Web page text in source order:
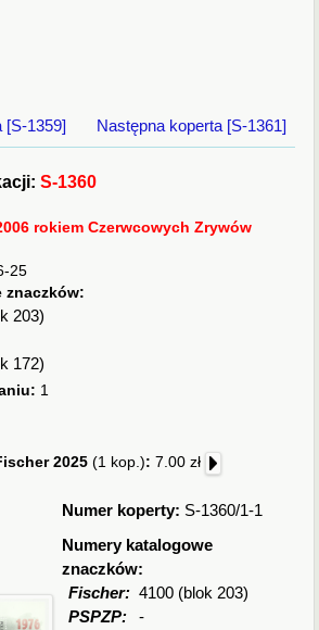
[S-1359] Następna koperta [S-1361]
S-1360
rokiem Czerwcowych Zrywów
25
znaczków:
203)
172)
1
2025(1 kop.): 7.00 zł
Numer koperty: S-1360/1-1
Numery katalogowe
znaczków:
Fischer: 4100 (blok 203)
PSPZP:
-